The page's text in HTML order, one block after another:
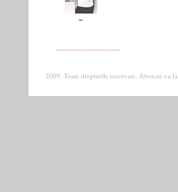
2009. Toate drepturile rezervate. Abonati-va la